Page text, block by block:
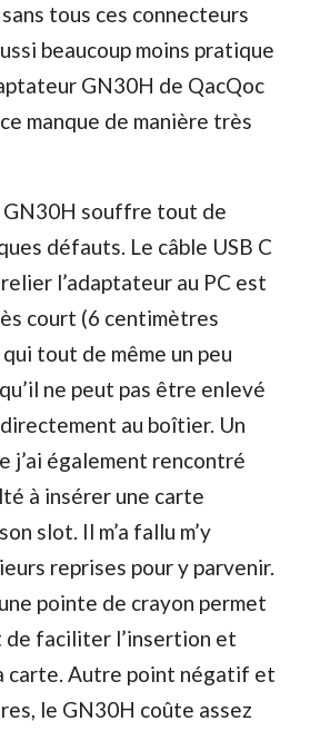
tous ces connecteurs
beaucoup moins pratique
GN30H de QacQoc
manque de manière très
GN30H souffre tout de
défauts. Le câble USB C
l’adaptateur au PC est
court (6 centimètres
tout de même un peu
ne peut pas être enlevé
au boîtier. Un
j’ai également rencontré
à insérer une carte
slot. Il m’a fallu m’y
reprises pour y parvenir.
pointe de crayon permet
de faciliter l’insertion et
carte. Autre point négatif et
le GN30H coûte assez